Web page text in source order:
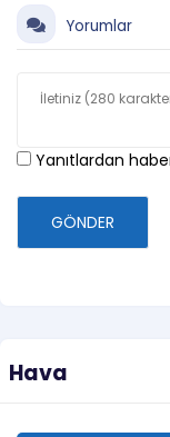
Yorumlar
Yanıtlardan
GÖNDER
Hava